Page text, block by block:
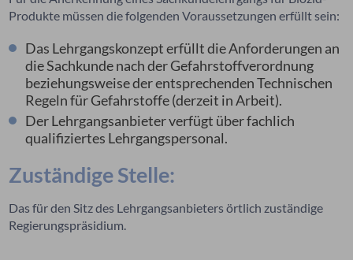
Produkte müssen die folgenden Voraussetzungen erfüllt sein:
Das Lehrgangskonzept erfüllt die Anforderungen an
die Sachkunde nach der Gefahrstoffverordnung
beziehungsweise der entsprechenden Technischen
Regeln für Gefahrstoffe (derzeit in Arbeit).
Der Lehrgangsanbieter verfügt über fachlich
qualifiziertes Lehrgangspersonal.
Zuständige Stelle:
Das für den Sitz des Lehrgangsanbieters örtlich zuständige
Regierungspräsidium.